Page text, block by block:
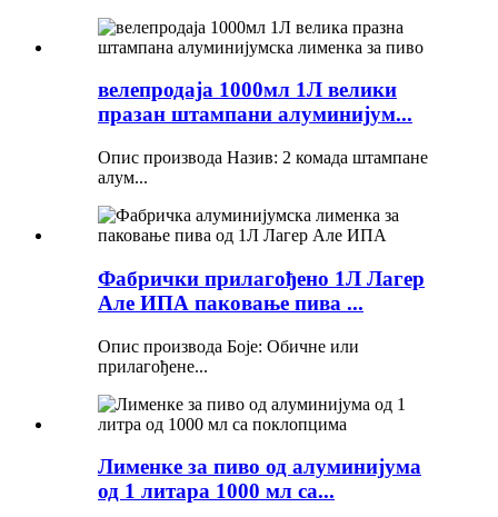
велепродаја 1000мл 1Л велики
празан штампани алуминијум...
Опис производа Назив: 2 комада штампане
алум...
Фабрички прилагођено 1Л Лагер
Але ИПА паковање пива ...
Опис производа Боје: Обичне или
прилагођене...
Лименке за пиво од алуминијума
од 1 литара 1000 мл са...